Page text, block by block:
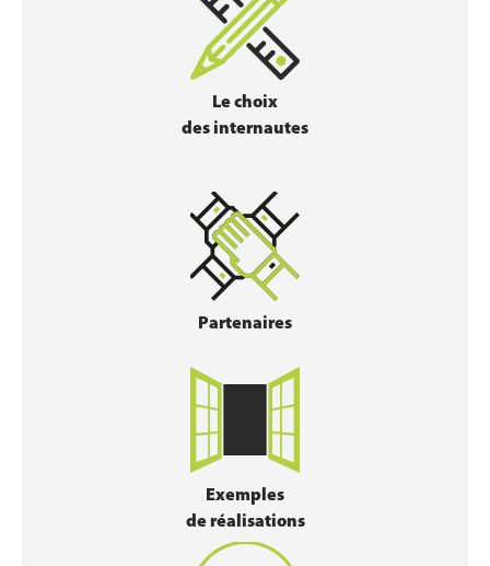
Le choix
des internautes
Partenaires
Exemples
de réalisations